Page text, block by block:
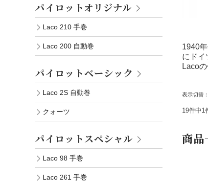
1940
にドイ
Laco
表示切替：
19件中1
商品
パイロットオリジナル
Laco 210 手巻
Laco 200 自動巻
パイロットベーシック
Laco 2S 自動巻
クォーツ
パイロットスペシャル
Laco 98 手巻
Laco 261 手巻